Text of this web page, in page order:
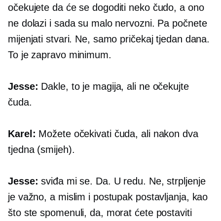
očekujete da će se dogoditi neko čudo, a ono
ne dolazi i sada su malo nervozni. Pa počnete
mijenjati stvari. Ne, samo pričekaj tjedan dana.
To je zapravo minimum.
Jesse: Dakle, to je magija, ali ne očekujte
čuda.
Karel: Možete očekivati ​​čuda, ali nakon dva
tjedna (smijeh).
Jesse: sviđa mi se. Da. U redu. Ne, strpljenje
je važno, a mislim i postupak postavljanja, kao
što ste spomenuli, da, morat ćete postaviti